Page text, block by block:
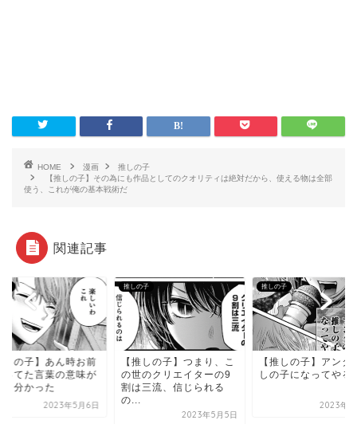
HOME 漫画
推しの子
【推しの子】その為にも作品としてのクオリティは絶対だから、使える物は全部
使う、これが俺の基本戦術だ
関連記事
しの子】あん時お前
ってた言葉の意味が
と分かった
2023年5月6日
推しの子
【推しの子】つまり、こ
の世のクリエイターの9
割は三流、信じられる
の...
2023年5月5日
推しの子
【推しの子】アンタ
しの子になってやる
2023年5